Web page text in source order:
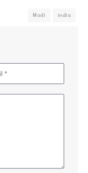
india
Modi